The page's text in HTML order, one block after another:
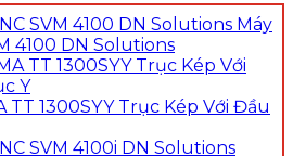
Máy
4100 DN Solutions
TT 1300SYY Trục Kép Với Đầu